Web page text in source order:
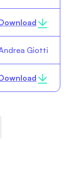
Giotti